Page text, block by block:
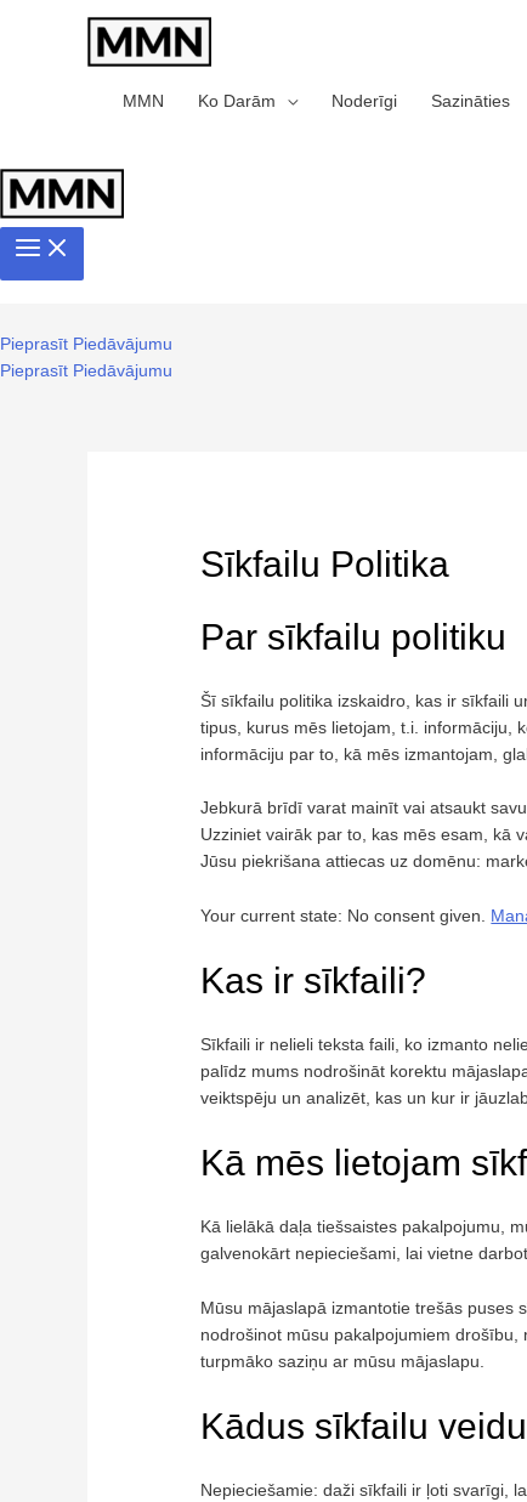
MMN Ko Darām Noderīgi Sazināties
Pieprasīt Piedāvājumu
Pieprasīt Piedāvājumu
Sīkfailu Politika
Par sīkfailu politiku
Šī sīkfailu politika izskaidro, kas ir sīkfaili
tipus, kurus mēs lietojam, t.i. informāciju,
informāciju par to, kā mēs izmantojam,
Jebkurā brīdī varat mainīt vai atsaukt
Uzziniet vairāk par to, kas mēs esam, kā
Jūsu piekrišana attiecas uz domēnu:
Your current state: No consent given.
Kas ir sīkfaili?
Sīkfaili ir nelieli teksta faili, ko izmanto
palīdz mums nodrošināt korektu
veiktspēju un analizēt, kas un kur ir
Kā mēs lietojam
Kā lielākā daļa tiešsaistes pakalpojumu,
galvenokārt nepieciešami, lai vietne
Mūsu mājaslapā izmantotie trešās puses
nodrošinot mūsu pakalpojumiem
turpmāko saziņu ar mūsu mājaslapu.
Kādus sīkfailu
Nepieciešamie: daži sīkfaili ir ļoti svarīgi,